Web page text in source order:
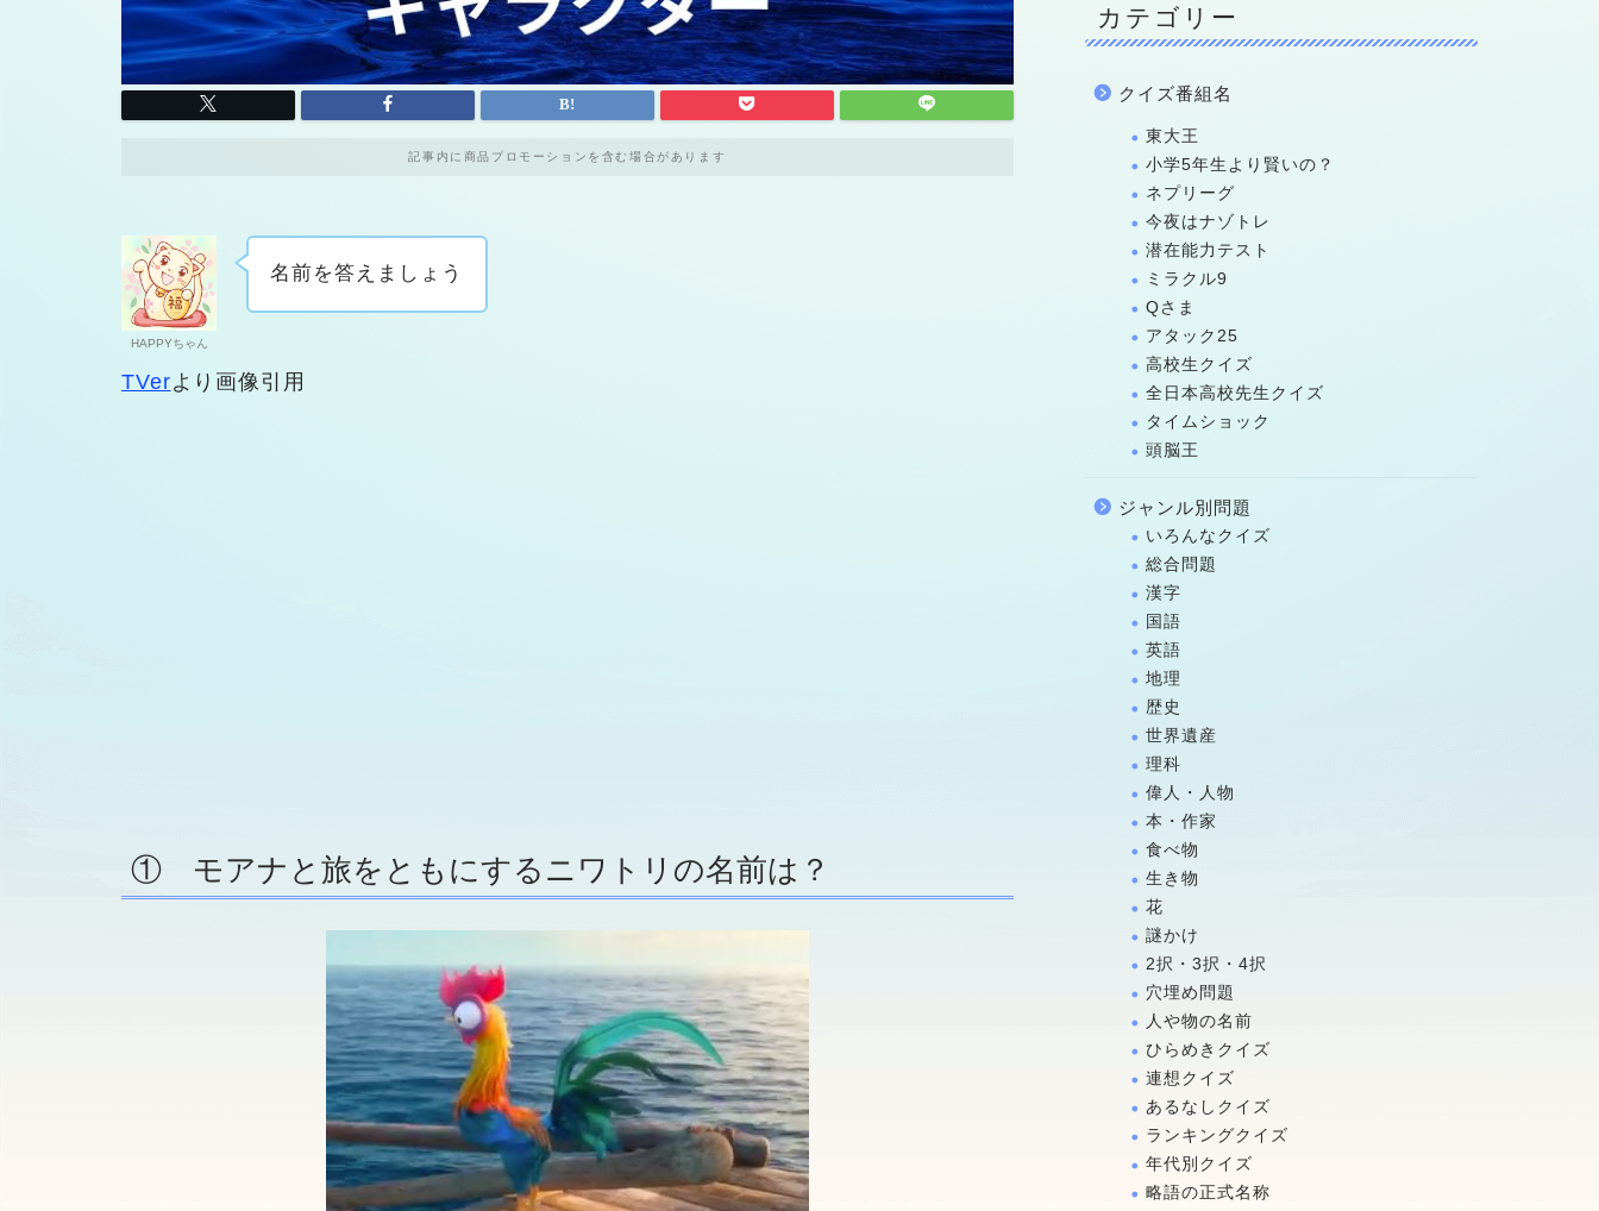
記事内に商品プロモーションを含む場合があります
HAPPYちゃん
名前を答えましょう
TVerより画像引用
① モアナと旅をともにするニワトリの名前は？
カテゴリー
クイズ番組名
東大王
小学5年生より賢いの？
ネプリーグ
今夜はナゾトレ
潜在能力テスト
ミラクル9
Qさま
アタック25
高校生クイズ
全日本高校先生クイズ
タイムショック
頭脳王
ジャンル別問題
いろんなクイズ
総合問題
漢字
国語
英語
地理
歴史
世界遺産
理科
偉人・人物
本・作家
食べ物
生き物
花
謎かけ
2択・3択・4択
穴埋め問題
人や物の名前
ひらめきクイズ
連想クイズ
あるなしクイズ
ランキングクイズ
年代別クイズ
略語の正式名称